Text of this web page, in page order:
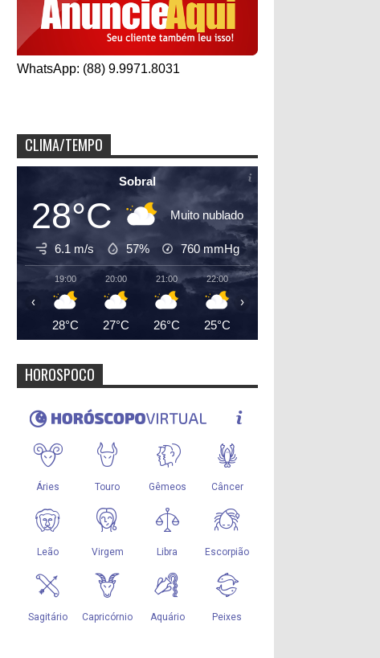
WhatsApp: (88) 9.9971.8031
CLIMA/TEMPO
Sobral
28°C Muito nublado
6.1 m/s 57% 760 mmHg
19:00
28°C
20:00
27°C
21:00
26°C
22:00
25°C
23:00
‹ ›
HOROSPOCO